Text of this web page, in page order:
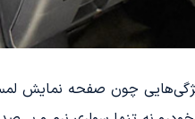
ویژگی‌هایی چون صفحه نمایش